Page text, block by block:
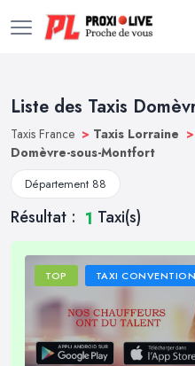
Liste des Taxis
Taxis France > Taxis Lorraine >
Domèvre-sous-Montfort
Département 88
Résultat : 1 Taxi(s)
TOP TAXI